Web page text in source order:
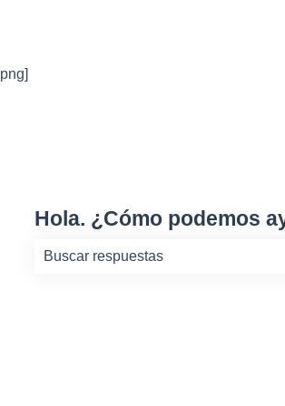
de Mostrar submenú de
Hola. ¿Cómo podemos